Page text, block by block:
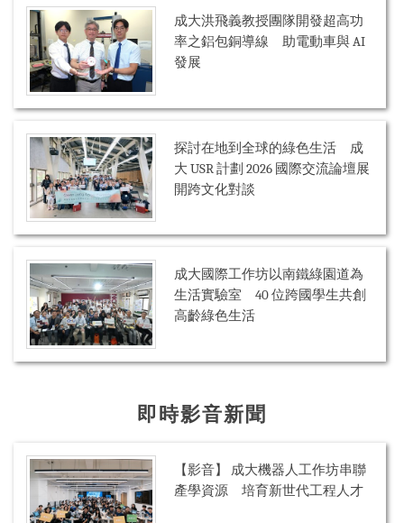
成大洪飛義教授團隊開發超高功
率之鋁包銅導線 助電動車與 AI
發展
探討在地到全球的綠色生活 成
大 USR 計劃 2026 國際交流論壇展
開跨文化對談
成大國際工作坊以南鐵綠園道為
生活實驗室 40 位跨國學生共創
高齡綠色生活
即時影音新聞
【影音】 成大機器人工作坊串聯
產學資源 培育新世代工程人才